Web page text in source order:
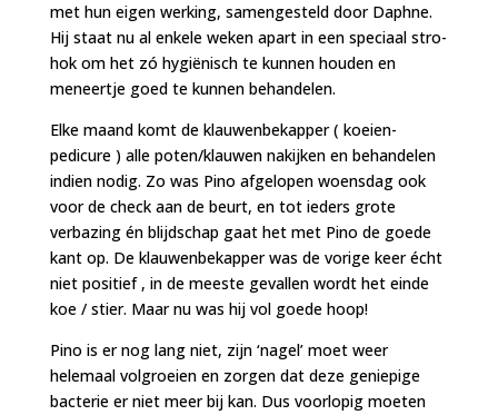
met hun eigen werking, samengesteld door Daphne.
Hij staat nu al enkele weken apart in een speciaal stro-
hok om het zó hygiënisch te kunnen houden en
meneertje goed te kunnen behandelen.
Elke maand komt de klauwenbekapper ( koeien-
pedicure ) alle poten/klauwen nakijken en behandelen
indien nodig. Zo was Pino afgelopen woensdag ook
voor de check aan de beurt, en tot ieders grote
verbazing én blijdschap gaat het met Pino de goede
kant op. De klauwenbekapper was de vorige keer écht
niet positief , in de meeste gevallen wordt het einde
koe / stier. Maar nu was hij vol goede hoop!
Pino is er nog lang niet, zijn ‘nagel’ moet weer
helemaal volgroeien en zorgen dat deze geniepige
bacterie er niet meer bij kan. Dus voorlopig moeten